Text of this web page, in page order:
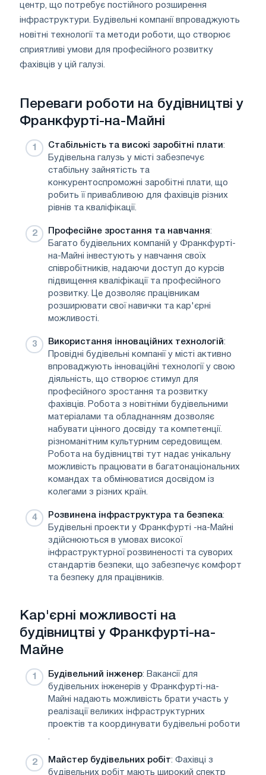
центр, що потребує постійного розширення
інфраструктури. Будівельні компанії впроваджують
новітні технології та методи роботи, що створює
сприятливі умови для професійного розвитку
фахівців у цій галузі.
Переваги роботи на будівництві у
Франкфурті-на-Майні
Стабільність та високі заробітні плати:
Будівельна галузь у місті забезпечує
стабільну зайнятість та
конкурентоспроможні заробітні плати, що
робить її привабливою для фахівців різних
рівнів та кваліфікації.
Професійне зростання та навчання:
Багато будівельних компаній у Франкфурті-
на-Майні інвестують у навчання своїх
співробітників, надаючи доступ до курсів
підвищення кваліфікації та професійного
розвитку. Це дозволяє працівникам
розширювати свої навички та кар'єрні
можливості.
Використання інноваційних технологій:
Провідні будівельні компанії у місті активно
впроваджують інноваційні технології у свою
діяльність, що створює стимул для
професійного зростання та розвитку
фахівців. Робота з новітніми будівельними
матеріалами та обладнанням дозволяє
набувати цінного досвіду та компетенції.
різноманітним культурним середовищем.
Робота на будівництві тут надає унікальну
можливість працювати в багатонаціональних
командах та обмінюватися досвідом із
колегами з різних країн.
Розвинена інфраструктура та безпека:
Будівельні проекти у Франкфурті -на-Майні
здійснюються в умовах високої
інфраструктурної розвиненості та суворих
стандартів безпеки, що забезпечує комфорт
та безпеку для працівників.
Кар'єрні можливості на
будівництві у Франкфурті-на-
Майне
Будівельний інженер: Вакансії для
будівельних інженерів у Франкфурті-на-
Майні надають можливість брати участь у
реалізації великих інфраструктурних
проектів та координувати будівельні роботи
.
Майстер будівельних робіт: Фахівці з
будівельних робіт мають широкий спектр